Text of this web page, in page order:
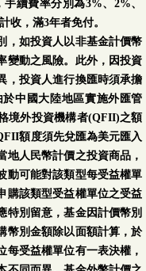
續費率分別為3%、2%、
收，滿3年者免付。
，如投資人以非基金計價幣
變動之風險。此外，因投資
，投資人進行換匯時須承擔
中國大陸地區實施外匯管
境外投資機構者(QFII)之額
額度須先兌匯為美元匯入
人民幣計價之投資商品，
動可能對該類型每受益權單
購該類型受益權單位之受益
特別留意，基金因計價幣別
幣別金額除以面額計算，於
受益權單位有一表決權，